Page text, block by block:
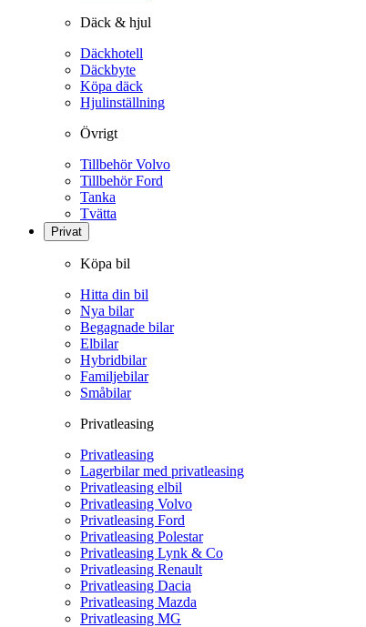
Däck & hjul
Däckhotell
Däckbyte
Köpa däck
Hjulinställning
Övrigt
Tillbehör Volvo
Tillbehör Ford
Tanka
Tvätta
Privat
Köpa bil
Hitta din bil
Nya bilar
Begagnade bilar
Elbilar
Hybridbilar
Familjebilar
Småbilar
Privatleasing
Privatleasing
Lagerbilar med privatleasing
Privatleasing elbil
Privatleasing Volvo
Privatleasing Ford
Privatleasing Polestar
Privatleasing Lynk & Co
Privatleasing Renault
Privatleasing Dacia
Privatleasing Mazda
Privatleasing MG